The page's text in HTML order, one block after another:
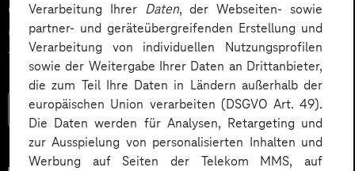
Verarbeitung Ihrer Daten, der Webseiten- sowie
partner- und geräteübergreifenden Erstellung und
Verarbeitung von individuellen Nutzungsprofilen
sowie der Weitergabe Ihrer Daten an Drittanbieter,
die zum Teil Ihre Daten in Ländern außerhalb der
europäischen Union verarbeiten (DSGVO Art. 49).
Die Daten werden für Analysen, Retargeting und
zur Ausspielung von personalisierten Inhalten und
Werbung auf Seiten der Telekom MMS, auf
Governance‑Leitplanken zu EU AI Act und DSGVO –
und liefert ein praxisnahes Priorisierungsframework
für HR‑Entscheider*innen.
Mehr lesen